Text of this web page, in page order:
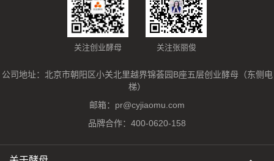
关注创业酵母 关注张丽俊
公司地址：北京市朝阳区小关北里越界锦荟园B座五层创业酵母（东侧电
梯）
邮箱： pr@cyjiaomu.com
品牌合作： 400-0620-158